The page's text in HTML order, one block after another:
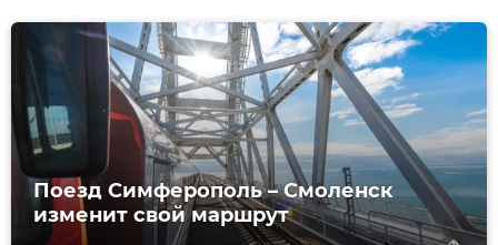
Поезд Симферополь – Смоленск
изменит свой маршрут